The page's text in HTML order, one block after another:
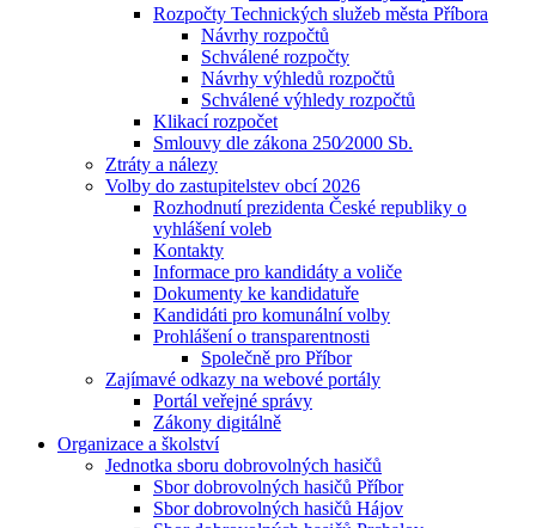
Rozpočty Technických služeb města Příbora
Návrhy rozpočtů
Schválené rozpočty
Návrhy výhledů rozpočtů
Schválené výhledy rozpočtů
Klikací rozpočet
Smlouvy dle zákona 250⁄2000 Sb.
Ztráty a nálezy
Volby do zastupitelstev obcí 2026
Rozhodnutí prezidenta České republiky o
vyhlášení voleb
Kontakty
Informace pro kandidáty a voliče
Dokumenty ke kandidatuře
Kandidáti pro komunální volby
Prohlášení o transparentnosti
Společně pro Příbor
Zajímavé odkazy na webové portály
Portál veřejné správy
Zákony digitálně
Organizace a školství
Jednotka sboru dobrovolných hasičů
Sbor dobrovolných hasičů Příbor
Sbor dobrovolných hasičů Hájov